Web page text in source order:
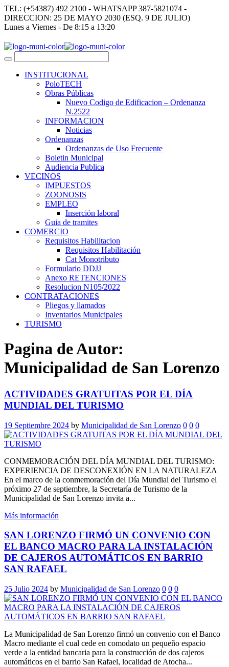
TEL: (+54387) 492 2100 - WHATSAPP 387-5821074 -
DIRECCION: 25 DE MAYO 2030 (ESQ. 9 DE JULIO)
Lunes a Viernes - De 8:15 a 13:20
INSTITUCIONAL
PoloTECH
Obras Públicas
Nuevo Codigo de Edificacion – Ordenanza
N.2522
INFORMACION
Noticias
Ordenanzas
Ordenanzas de Uso Frecuente
Boletin Municipal
Audiencia Publica
VECINOS
IMPUESTOS
ZOONOSIS
EMPLEO
Inserción laboral
Guia de tramites
COMERCIO
Requisitos Habilitacion
Requisitos Habilitación
Cat Monotributo
Formulario DDJJ
Anexo RETENCIONES
Resolucion N105/2022
CONTRATACIONES
Pliegos y llamados
Inventarios Municipales
TURISMO
Pagina de Autor:
Municipalidad de San Lorenzo
ACTIVIDADES GRATUITAS POR EL DÍA
MUNDIAL DEL TURISMO
19 Septiembre 2024 by Municipalidad de San Lorenzo 0 0 0
CONMEMORACIÓN DEL DÍA MUNDIAL DEL TURISMO:
EXPERIENCIA DE DESCONEXIÓN EN LA NATURALEZA
En el marco de la conmemoración del Día Mundial del Turismo el
próximo 27 de septiembre, la Secretaría de Turismo de la
Municipalidad de San Lorenzo invita a...
Más información
SAN LORENZO FIRMÓ UN CONVENIO CON
EL BANCO MACRO PARA LA INSTALACIÓN
DE CAJEROS AUTOMÁTICOS EN BARRIO
SAN RAFAEL
25 Julio 2024 by Municipalidad de San Lorenzo 0 0 0
La Municipalidad de San Lorenzo firmó un convenio con el Banco
Macro mediante el cual cede en comodato un pequeño espacio
verde a la entidad bancaria para la construcción de dos cajeros
automáticos en el barrio San Rafael, localidad de Atocha...